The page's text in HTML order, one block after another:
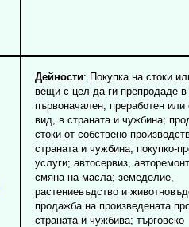
Дейности: Покупка на стоки
вещи с цел да ги препродаде в
първоначален, преработен или
вид, в страната и чужбина;
стоки от собствено
страната и чужбина; покупко-
услуги; автосервиз,
смяна на масла; земеделие,
растениевъдство и
продажба на произведената
страната и чужбива; търговско